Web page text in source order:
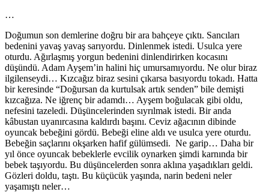
…
Doğumun son demlerine doğru bir ara bahçeye çıktı. Sancıları
bedenini yavaş yavaş sarıyordu. Dinlenmek istedi. Usulca yere
oturdu. Ağırlaşmış yorgun bedenini dinlendirirken kocasını
düşündü. Adam Ayşem’in halini hiç umursamıyordu. Ne olur biraz
ilgilenseydi… Kızcağız biraz sesini çıkarsa basıyordu tokadı. Hatta
bir keresinde “Doğursan da kurtulsak artık senden” bile demişti
kızcağıza. Ne iğrenç bir adamdı… Ayşem boğulacak gibi oldu,
nefesini tazeledi. Düşüncelerinden sıyrılmak istedi. Bir anda
kâbustan uyanırcasına kaldırdı başını. Ceviz ağacının dibinde
oyuncak bebeğini gördü. Bebeği eline aldı ve usulca yere oturdu.
Bebeğin saçlarını okşarken hafif gülümsedi. Ne garip… Daha bir
yıl önce oyuncak bebeklerle evcilik oynarken şimdi karnında bir
bebek taşıyordu. Bu düşüncelerden sonra aklına yaşadıkları geldi.
Gözleri doldu, taştı. Bu küçücük yaşında, narin bedeni neler
yaşamıştı neler…